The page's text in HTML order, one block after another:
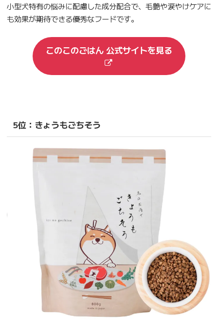
小型犬特有の悩みに配慮した成分配合で、毛艶や涙やけケアに
も効果が期待できる優秀なフードです。
このこのごはん 公式サイトを見る
5位：きょうもごちそう